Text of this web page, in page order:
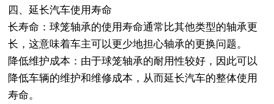
四、延长汽车使用寿命
长寿命：球笼轴承的使用寿命通常比其他类型的轴承更
长，这意味着车主可以更少地担心轴承的更换问题。
降低维护成本：由于球笼轴承的耐用性较好，因此可以
降低车辆的维护和维修成本，从而延长汽车的整体使用
寿命。